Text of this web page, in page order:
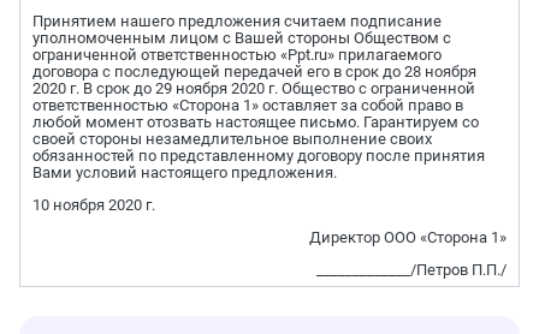
Принятием нашего предложения считаем подписание
уполномоченным лицом с Вашей стороны Обществом с
ограниченной ответственностью «Ppt.ru» прилагаемого
договора с последующей передачей его в срок до 28 ноября
2020 г. В срок до 29 ноября 2020 г. Общество с ограниченной
ответственностью «Сторона 1» оставляет за собой право в
любой момент отозвать настоящее письмо. Гарантируем со
своей стороны незамедлительное выполнение своих
обязанностей по представленному договору после принятия
Вами условий настоящего предложения.
10 ноября 2020 г.
Директор ООО «Сторона 1»
_____________/Петров П.П./